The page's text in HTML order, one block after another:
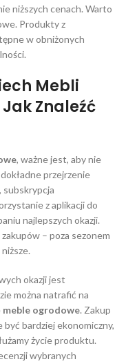
niższych cenach. Warto
Produkty z
w obniżonych
Mebli
Znaleźć
, ważne jest, aby nie
przejrzenie
z aplikacji do
najlepszych okazji.
– poza sezonem
okazji jest
można natrafić na
meble ogrodowe. Zakup
bardziej ekonomiczny,
życie produktu.
wybranych